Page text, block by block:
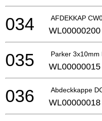
AFDEKKAP
034 WL00000200
Parker 3x10mm
035 WL00000015
Abdeckkappe
036 WL00000018